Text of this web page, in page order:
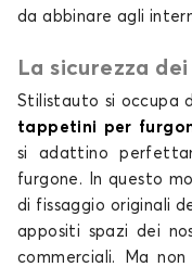
da abbinare agli
La sicurezza
Stilistauto si occupa
tappetini per
si adattino
furgone. In questo
di fissaggio originali
appositi spazi dei
commerciali. Ma